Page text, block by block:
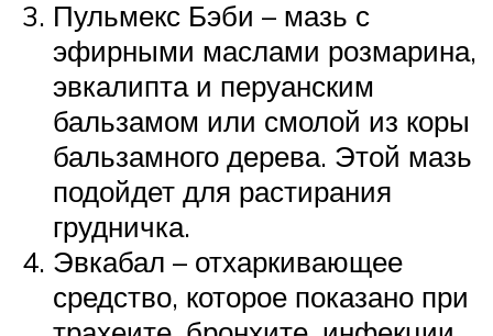
Пульмекс Бэби – мазь с
эфирными маслами розмарина,
эвкалипта и перуанским
бальзамом или смолой из коры
бальзамного дерева. Этой мазь
подойдет для растирания
грудничка.
Эвкабал – отхаркивающее
средство, которое показано при